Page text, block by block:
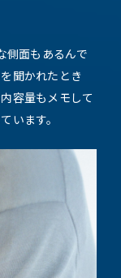
側面もあるんで
聞かれたとき
容量もメモして
います。